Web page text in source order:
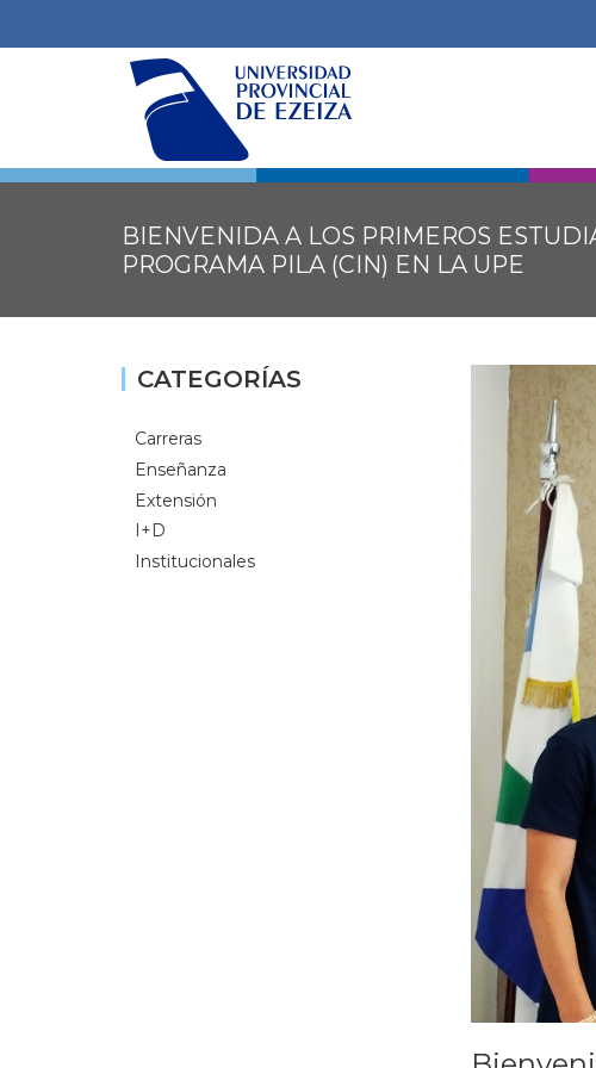
BIENVENIDA A LOS PRIMEROS
PROGRAMA PILA (CIN) EN LA UPE
CATEGORÍAS
Carreras
Enseñanza
Extensión
I+D
Institucionales